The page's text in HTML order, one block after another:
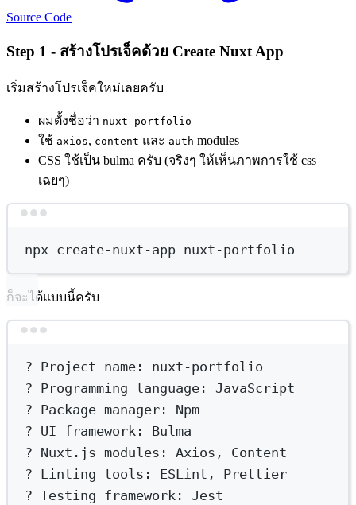
Source Code
Step 1 - สร้างโปรเจ็คด้วย Create Nuxt App
เริ่มสร้างโปรเจ็คใหม่เลยครับ
ผมตั้งชื่อว่า nuxt-portfolio
ใช้ axios, content และ auth modules
CSS ใช้เป็น bulma ครับ (จริงๆ ให้เห็นภาพการใช้ css
เฉยๆ)
npx create-nuxt-app nuxt-portfolio
ก็จะได้แบบนี้ครับ
? Project name: nuxt-portfolio
? Programming language: JavaScript
? Package manager: Npm
? UI framework: Bulma
? Nuxt.js modules: Axios, Content
? Linting tools: ESLint, Prettier
? Testing framework: Jest